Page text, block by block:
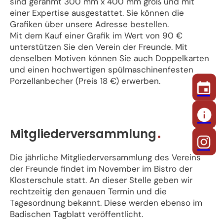
einer Expertise ausgestattet. Sie können die
Grafiken über unsere Adresse bestellen.
Mit dem Kauf einer Grafik im Wert von 90 €
unterstützen Sie den Verein der Freunde. Mit
denselben Motiven können Sie auch Doppelkarten
und einen hochwertigen spülmaschinenfesten
Porzellanbecher (Preis 18 €) erwerben.
Mitgliederversammlung
Die jährliche Mitgliederversammlung des Vereins
der Freunde findet im November im Bistro der
Klosterschule statt. An dieser Stelle geben wir
rechtzeitig den genauen Termin und die
Tagesordnung bekannt. Diese werden ebenso im
Badischen Tagblatt veröffentlicht.